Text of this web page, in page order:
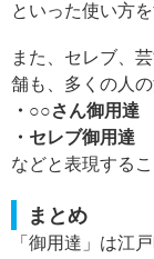
といった使い方
また、セレブ、
舗も、多くの人
・○○さん御用達
・セレブ御用達
などと表現する
まとめ
「御用達」は江